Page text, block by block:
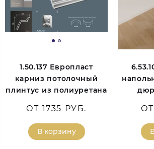
1.50.137 Европласт
карниз потолочный
плинтус из полиуретана
ОТ 1735 РУБ.
В корзину